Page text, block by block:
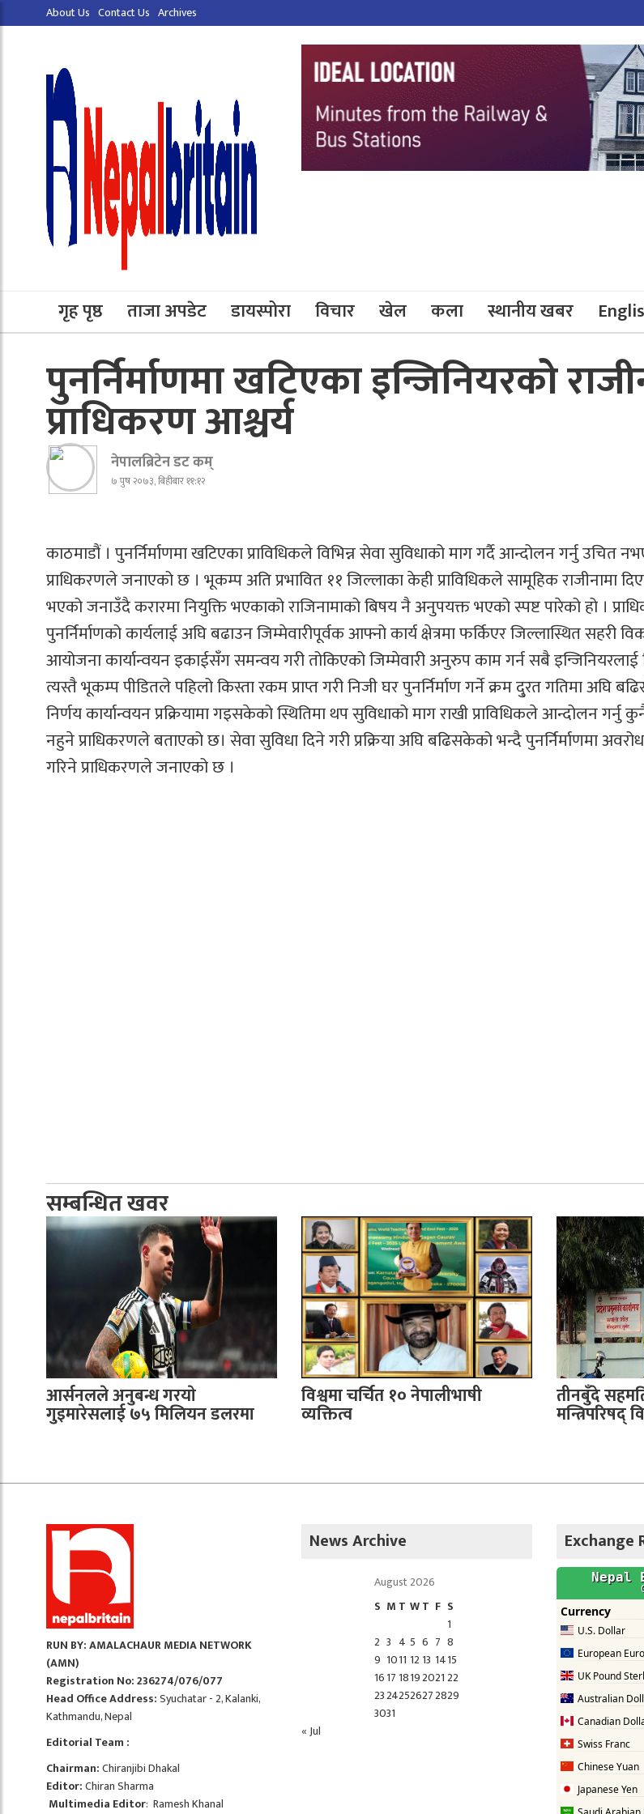
About Us Contact Us Archives
गृह पृष्ठ ताजा अपडेट डायस्पोरा विचार खेल कला स्थानीय खबर
पुनर्निर्माणमा खटिएका इन्जिनियरको
प्राधिकरण आश्चर्य
नेपालब्रिटेन डट कम्
७ पुष २०७३, बिहीबार ११:१२
काठमाडौं । पुनर्निर्माणमा खटिएका प्राविधिकले विभिन्न सेवा सुविधाको माग गर्दै आन्दोलन गर्नु उचित
प्राधिकरणले जनाएको छ । भूकम्प अति प्रभावित ११ जिल्लाका केही प्राविधिकले सामूहिक राजीनामा
भएको जनाउँदै करारमा नियुक्ति भएकाको राजिनामाको बिषय नै अनुपयक्त भएको स्पष्ट पारेको हो ।
पुनर्निर्माणको कार्यलाई अघि बढाउन जिम्मेवारीपूर्वक आफ्नो कार्य क्षेत्रमा फर्किएर जिल्लास्थित सहरी
आयोजना कार्यान्वयन इकाईसँग समन्वय गरी तोकिएको जिम्मेवारी अनुरुप काम गर्न सबै इन्जिनियरलाई
त्यस्तै भूकम्प पीडितले पहिलो किस्ता रकम प्राप्त गरी निजी घर पुनर्निर्माण गर्ने क्रम दु्रत गतिमा अघि
निर्णय कार्यान्वयन प्रक्रियामा गइसकेको स्थितिमा थप सुविधाको माग राखी प्राविधिकले आन्दोलन
नहुने प्राधिकरणले बताएको छ। सेवा सुविधा दिने गरी प्रक्रिया अघि बढिसकेको भन्दै पुनर्निर्माणमा
गरिने प्राधिकरणले जनाएको छ ।
सम्बन्धित खवर
आर्सनलले अनुबन्ध गरयाे
गुइमारेसलाई ७५ मिलियन डलरमा
विश्वमा चर्चित १० नेपालीभाषी
व्यक्तित्व
तीनबुँदे
मन्त्रिपरिषद्
RUN BY: AMALACHAUR MEDIA NETWORK
(AMN)
Registration No: 236274/076/077
Head Office Address:Syuchatar - 2, Kalanki,
Kathmandu, Nepal
Editorial Team :
Chairman:Chiranjibi Dhakal
Editor:Chiran Sharma
Multimedia Editor: Ramesh Khanal
News Archive
August 2026
S M T WT F S
1
2 3 4 5 6 7 8
9 1011 12 13 1415
1617 1819202122
23242526272829
3031
« Jul
Exchange